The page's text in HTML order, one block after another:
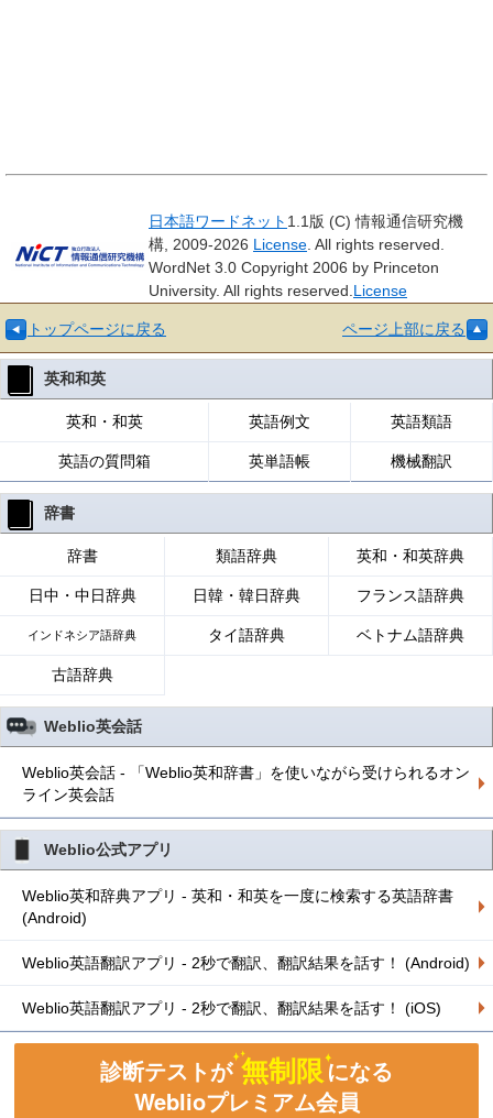
日本語ワードネット 1.1版 (C) 情報通信研究機
構, 2009-2026 License . All rights reserved.
WordNet 3.0 Copyright 2006 by Princeton
University. All rights reserved. License
トップページに戻る ページ上部に戻る
英和和英
英和・和英 英語例文 英語類語
英語の質問箱 英単語帳 機械翻訳
辞書
辞書 類語辞典 英和・和英辞典
日中・中日辞典 日韓・韓日辞典 フランス語辞典
インドネシア語辞典 タイ語辞典 ベトナム語辞典
古語辞典
Weblio英会話
Weblio英会話 - 「Weblio英和辞書」を使いながら受けられるオン
ライン英会話
Weblio公式アプリ
Weblio英和辞典アプリ - 英和・和英を一度に検索する英語辞書
(Android)
Weblio英語翻訳アプリ - 2秒で翻訳、翻訳結果を話す！ (Android)
Weblio英語翻訳アプリ - 2秒で翻訳、翻訳結果を話す！ (iOS)
診断テストが 無制限になる
Weblioプレミアム会員